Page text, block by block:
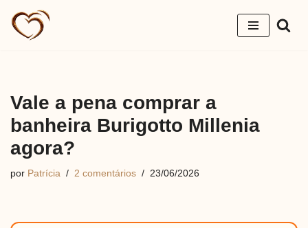
Pular
Vale a pena comprar a
banheira Burigotto Millenia
agora?
por Patrícia 2 comentários 23/06/2026